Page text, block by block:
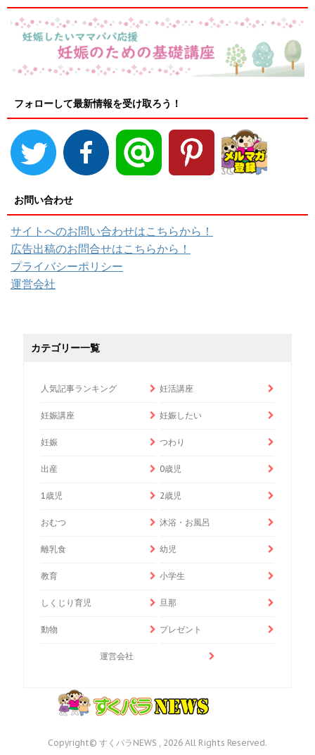
フォローして最新情報を受け取ろう！
お問い合わせ
サイトへのお問い合わせはこちらから！
広告出稿のお問合せはこちらから！
プライバシーポリシー
運営会社
カテゴリー一覧
人気記事ランキング 妊活講座
妊娠講座 妊娠したい
妊娠 つわり
出産 0歳児
1歳児 2歳児
おむつ 沐浴・お風呂
離乳食 幼児
教育 小学生
しくじり育児 旦那
動物 プレゼント
運営会社
Copyright© すくパラNEWS , 2026 All Rights Reserved.